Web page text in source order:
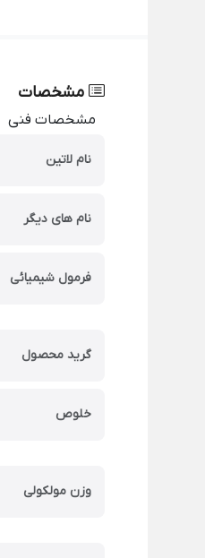
مشخصات
مشخصات فنی
نام لاتین
نام های دیگر
فرمول شیمیائی
گرید محصول
خلوص
وزن مولکولی